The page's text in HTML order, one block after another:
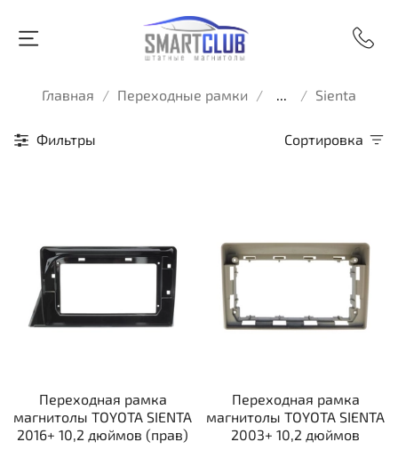
Главная Переходные рамки ... Sienta
Фильтры Сортировка
Переходная рамка
магнитолы TOYOTA SIENTA
2016+ 10,2 дюймов (прав)
Переходная рамка
магнитолы TOYOTA SIENTA
2003+ 10,2 дюймов